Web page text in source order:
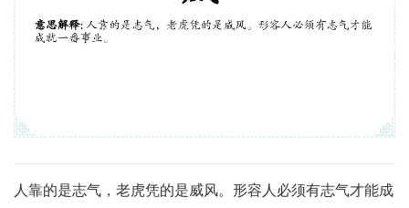
人靠的是志气，老虎凭的是威风。形容人必须有志气才能成